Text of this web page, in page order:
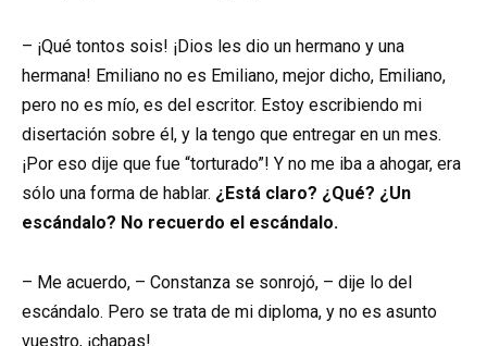
– ¡Qué tontos sois! ¡Dios les dio un hermano y una
hermana! Emiliano no es Emiliano, mejor dicho, Emiliano,
pero no es mío, es del escritor. Estoy escribiendo mi
disertación sobre él, y la tengo que entregar en un mes.
¡Por eso dije que fue “torturado”! Y no me iba a ahogar, era
sólo una forma de hablar. ¿Está claro? ¿Qué? ¿Un
escándalo? No recuerdo el escándalo.
– Me acuerdo, – Constanza se sonrojó, – dije lo del
escándalo. Pero se trata de mi diploma, y no es asunto
vuestro, ¡chapas!